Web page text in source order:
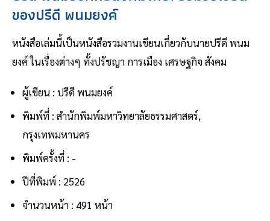
ของปรีดี พนมยงค์
หนังสือเล่มนี้เป็นหนังสือรวมงานเขียนเกี่ยวกับนายปรีดี พนม
ยงค์ ในเรื่องต่างๆ ทั้งปรัชญา การเมือง เศรษฐกิจ สังคม
ผู้เขียน : ปรีดี พนมยงค์
พิมพ์ที่ : สำนักพิมพ์มหาวิทยาลัยธรรมศาสตร์,
กรุงเทพมหานคร
พิมพ์ครั้งที่ : -
ปีที่พิมพ์ : 2526
จำนวนหน้า : 491 หน้า